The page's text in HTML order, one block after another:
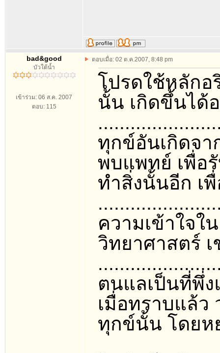
bad&good
บัวใต้น้ำ
เข้าร่วม: 06 ส.ค. 2007
ตอบ: 115
ตอบเมื่อ: 02 ต.ค.2007, 8:48 pm
โปรดใช้หลักอ
นั้น เกิดขึ้นได้
ทุกข์อันเกิดจา
พบแพทย์ เพื่อ
ทำสิ่งนั้นอีก เ
ความเข้าใจใ
วิทยาศาสตร์
ตนแลเป็นที่พึ่
เมื่อทราบแล้ว
ทุกข์นั้น โดยห